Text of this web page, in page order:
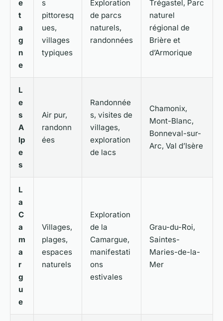
e
t
a
g
n
e
s
pittoresq
ues,
villages
typiques
Exploration
de parcs
naturels,
randonnées
Trégastel, Parc
naturel
régional de
Brière et
d’Armorique
L
e
s
A
lp
e
s
Air pur,
randonn
ées
Randonnée
s, visites de
villages,
exploration
de lacs
Chamonix,
Mont-Blanc,
Bonneval-sur-
Arc, Val d’Isère
L
a
C
a
m
a
r
g
u
e
Villages,
plages,
espaces
naturels
Exploration
de la
Camargue,
manifestati
ons
estivales
Grau-du-Roi,
Saintes-
Maries-de-la-
Mer